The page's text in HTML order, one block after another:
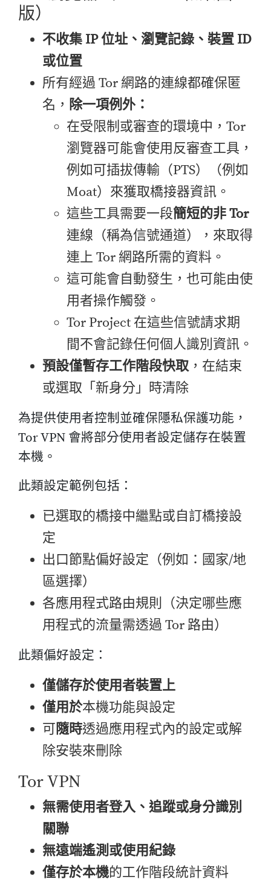
版）
不收集 IP 位址、瀏覽記錄、裝置 ID
或位置
所有經過 Tor 網路的連線都確保匿
名， 除一項例外：
在受限制或審查的環境中，Tor
瀏覽器可能會使用反審查工具，
例如可插拔傳輸（PTS）（例如
Moat）來獲取橋接器資訊。
這些工具需要一段簡短的非 Tor
連線（稱為信號通道），來取得
連上 Tor 網路所需的資料。
這可能會自動發生，也可能由使
用者操作觸發。
Tor Project 在這些信號請求期
間不會記錄任何個人識別資訊。
預設僅暫存工作階段快取，在結束
或選取「新身分」時清除
為提供使用者控制並確保隱私保護功能，
Tor VPN 會將部分使用者設定儲存在裝置
本機。
此類設定範例包括：
已選取的橋接中繼點或自訂橋接設
定
出口節點偏好設定（例如：國家/地
區選擇）
各應用程式路由規則（決定哪些應
用程式的流量需透過 Tor 路由）
此類偏好設定：
僅儲存於使用者裝置上
僅用於本機功能與設定
可隨時透過應用程式內的設定或解
除安裝來刪除
Tor VPN
無需使用者登入、追蹤或身分識別
關聯
無遠端遙測或使用紀錄
僅存於本機的工作階段統計資料